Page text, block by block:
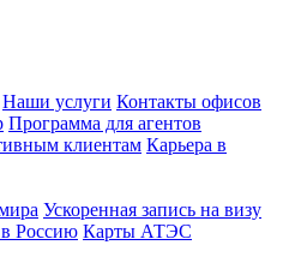
Наши услуги Контакты офисов
Программа для агентов
клиентам Карьера в
Ускоренная запись на визу
Россию Карты АТЭС